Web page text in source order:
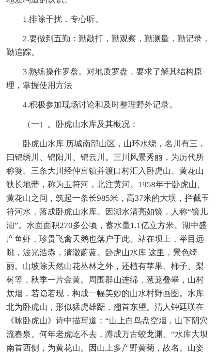
1.排除干扰，专心听。
2.要做到五勤：勤敲打，勤观察，勤测量，勤记录，
勤追踪。
3.熟练操作罗盘。对地质罗盘，要求了解其结构原
理，掌握使用方法
4.积极参加现场讨论和及时整理野外记录。
（一）。卧虎山水库及其概况：
卧虎山水库 历城南部山区，山环水绕，名川有三，
曰锦绣川、锦阳川、锦云川。三川风景秀丽，为历代所
称赞。三条大川经仲宫镇并渡口村汇入卧虎山、黄花山
狭长地带，称为玉符河，北注黄河。1958年于卧虎山、
黄花山之间，筑起一条长985米，高37米的大坝，拦截玉
符河水，落成卧虎山水库。因湖水清亮如镜，人称“镜儿
湖”。水面面积270多公顷，蓄水量1.1亿立方米。湖中盛
产鱼虾，珍贵飞禽天鹅也落户于此。站在坝上，举目远
眺，波光浩淼，清澈蔚蓝。卧虎山水库 这里，景色绮
丽。山坡除天然山花丛林之外，还植有苹果、柿子、梨
树等，秋季一片金黄。周围群山连绵，葱茏叠翠，山村
炊烟，若隐若现，构成一幅美妙的山水村野画图。水库
北为卧虎山，形似猛虎雄踞，翘首东望。清人钟廷瑛在
《咏卧虎山》诗中描写道：“山上白鸟盘空烟，山下阴穴
流春泉。何年老虎屹不去，蹲成万古蛟龙渊。”水库大坝
南首西侧，为黄花山。因山上多产野黄菊，故名。山姿